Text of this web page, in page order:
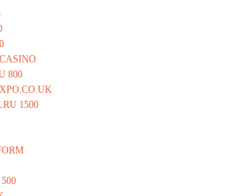
800
1500